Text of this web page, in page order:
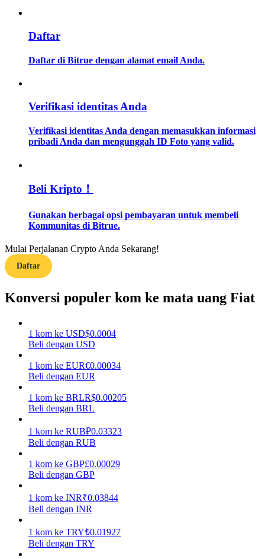
Strategi perdagangan
Pelajari cara untuk tetap menghasilkan keuntungan
Babi Kekuatan
Dapatkan imbalan kompetitif setiap hari
Daftar
Daftar di Bitrue dengan alamat email Anda.
Verifikasi identitas Anda
Verifikasi identitas Anda dengan memasukkan informasi
pribadi Anda dan mengunggah ID Foto yang valid.
Beli Kripto！
Gunakan berbagai opsi pembayaran untuk membeli
Kommunitas di Bitrue.
Mulai Perjalanan Crypto Anda Sekarang!
Daftar
Konversi populer kom ke mata uang Fiat
1 kom ke USD$0.0004
Beli dengan USD
1 kom ke EUR€0.00034
Beli dengan EUR
1 kom ke BRLR$0.00205
Beli dengan BRL
1 kom ke RUB₽0.03323
Beli dengan RUB
1 kom ke GBP£0.00029
Beli dengan GBP
1 kom ke INR₹0.03844
Beli dengan INR
1 kom ke TRY₺0.01927
Beli dengan TRY